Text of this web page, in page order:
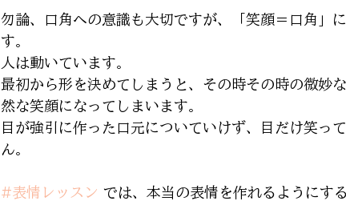
勿論、口角への意識も大切ですが、「笑顔＝口角」
す。
人は動いています。
最初から形を決めてしまうと、その時その時の微妙
然な笑顔になってしまいます。
目が強引に作った口元についていけず、目だけ笑っ
ん。
#表情レッスン では、本当の表情を作れるようにす